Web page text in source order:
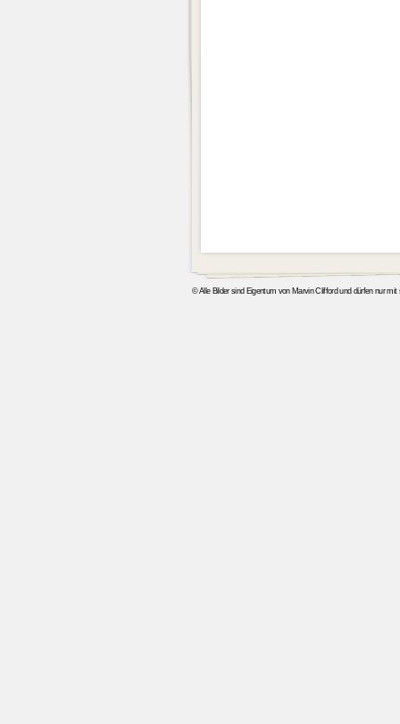
© Alle Bilder sind Eigentum von Marvin Clifford und dürfen nur